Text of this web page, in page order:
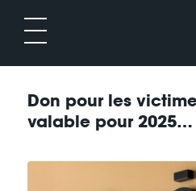
Don pour les
valable pour 2025…